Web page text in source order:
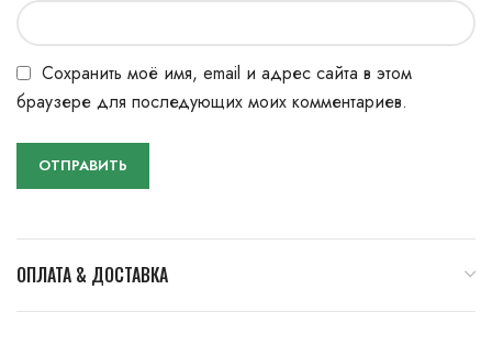
Сохранить моё имя, email и адрес сайта в этом
браузере для последующих моих комментариев.
ОПЛАТА & ДОСТАВКА